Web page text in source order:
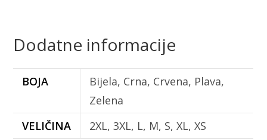
Dodatne informacije
BOJA
Bijela, Crna, Crvena, Plava,
Zelena
VELIČINA
2XL, 3XL, L, M, S, XL, XS